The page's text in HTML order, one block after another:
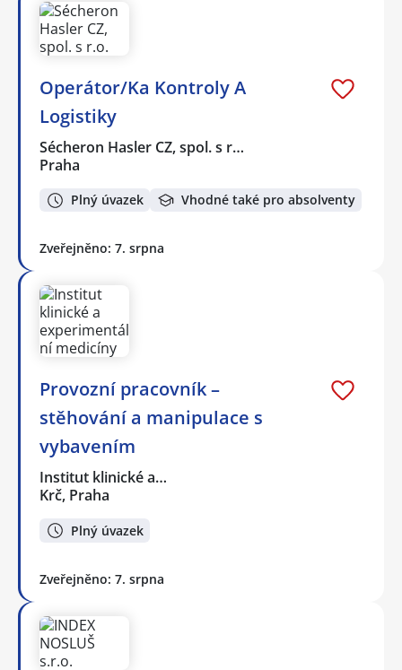
Operátor/Ka Kontroly A
Logistiky
Sécheron Hasler CZ, spol. s r…
Praha
Plný úvazek Vhodné také pro absolventy
Zveřejněno: 7. srpna
Provozní pracovník –
stěhování a manipulace s
vybavením
Institut klinické a…
Krč, Praha
Plný úvazek
Zveřejněno: 7. srpna